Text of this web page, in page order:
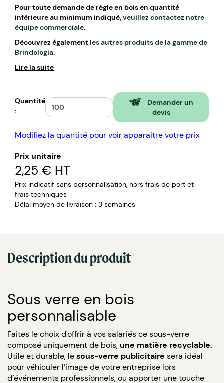
Pour toute demande de règle en bois en quantité
inférieure au minimum indiqué,veuillez contactez notre
équipe commerciale.
Découvrez également les autres produits de la gamme de
Brindologia.
Lire la suite
Quantité
:
Demander un
devis
Modifiez la quantité pour voir apparaitre votre prix
Prix unitaire
2,25 € HT
Prix indicatif sans personnalisation, hors frais de port et
frais techniques
Délai moyen de livraison : 3 semaines
Description du produit
Sous verre en bois
personnalisable
Faites le choix d'offrir à vos salariés ce sous-verre
composé uniquement de bois, une matière recyclable.
Utile et durable, lesous-verre publicitaire sera idéal
pour véhiculer l’image de votre entreprise lors
d’événements professionnels, ou apporter une touche